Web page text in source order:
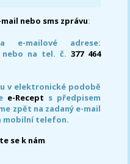
nebo sms zprávu:
e-mailové adrese:
nebo na tel. č. 377 464
v elektronické podobě
e-Recept s předpisem
zpět na zadaný e-mail
mobilní telefon.
se k nám